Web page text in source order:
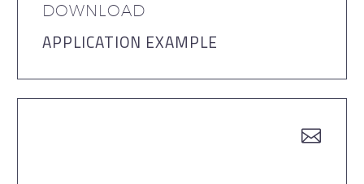
DOWNLOAD
APPLICATION EXAMPLE

